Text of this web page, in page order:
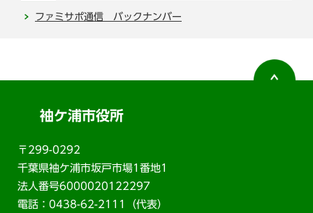
ファミサポ通信 バックナンバー
袖ケ浦市役所
〒299-0292
千葉県袖ケ浦市坂戸市場1番地1
法人番号6000020122297
電話：0438-62-2111（代表）